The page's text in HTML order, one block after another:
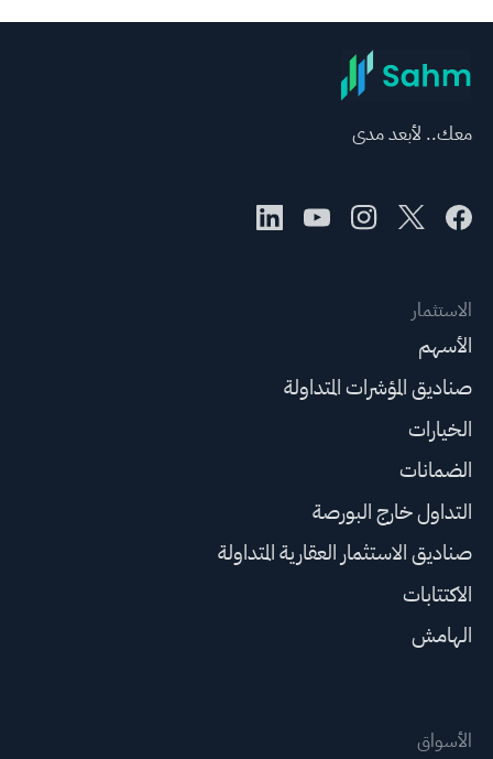
معك.. لأبعد مدى
الاستثمار
الأسهم
صناديق المؤشرات المتداولة
الخيارات
الضمانات
التداول خارج البورصة
صناديق الاستثمار العقارية المتداولة
الاكتتابات
الهامش
الأسواق